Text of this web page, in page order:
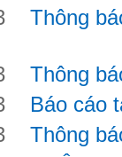
Thông
Thông
Báo cáo
Thông